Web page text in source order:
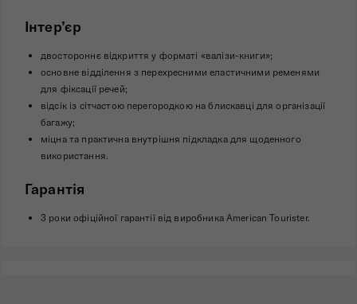
Інтер’єр
двостороннє відкриття у форматі «валізи-книги»;
основне відділення з перехресними еластичними ременями
для фіксації речей;
відсік із сітчастою перегородкою на блискавці для організації
багажу;
міцна та практична внутрішня підкладка для щоденного
використання.
Гарантія
3 роки офіційної гарантії від виробника American Tourister.